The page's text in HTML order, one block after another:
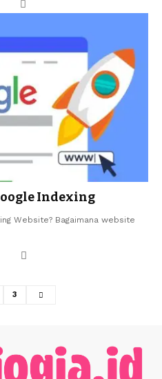
Indexing
Website? Bagaimana website
3